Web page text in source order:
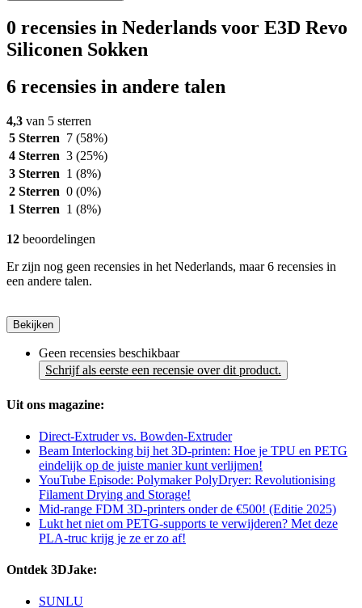
0 recensies in Nederlands voor E3D Revo
Siliconen Sokken
6 recensies in andere talen
4,3 van 5 sterren
5 Sterren 7 (58%)
4 Sterren 3 (25%)
3 Sterren 1 (8%)
2 Sterren 0 (0%)
1 Sterren 1 (8%)
12 beoordelingen
Er zijn nog geen recensies in het Nederlands, maar 6 recensies in
een andere talen.
Bekijken
Geen recensies beschikbaar
Schrijf als eerste een recensie over dit product.
Uit ons magazine:
Direct-Extruder vs. Bowden-Extruder
Beam Interlocking bij het 3D-printen: Hoe je TPU en PETG
eindelijk op de juiste manier kunt verlijmen!
YouTube Episode: Polymaker PolyDryer: Revolutionising
Filament Drying and Storage!
Mid-range FDM 3D-printers onder de €500! (Editie 2025)
Lukt het niet om PETG-supports te verwijderen? Met deze
PLA-truc krijg je ze er zo af!
Ontdek 3DJake:
SUNLU